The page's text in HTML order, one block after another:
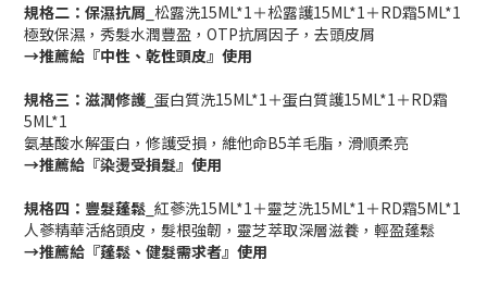
規格二：保濕抗屑 _松露洗15ML*1＋松露護15ML*1＋RD霜5ML*1
極致保濕，秀髮水潤豐盈，OTP抗屑因子，去頭皮屑
→推薦給『中性、乾性頭皮』使用
規格三：滋潤修護 _蛋白質洗15ML*1＋蛋白質護15ML*1＋RD霜
5ML*1
氨基酸水解蛋白，修護受損，維他命B5羊毛脂，滑順柔亮
→推薦給『染燙受損髮』使用
規格四：豐髮蓬鬆 _紅蔘洗15ML*1＋靈芝洗15ML*1＋RD霜5ML*1
人蔘精華活絡頭皮，髮根強韌，靈芝萃取深層滋養，輕盈蓬鬆
→推薦給『蓬鬆、健髮需求者』使用